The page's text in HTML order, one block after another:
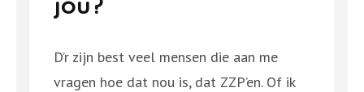
D’r zijn best veel mensen die aan me
vragen hoe dat nou is, dat ZZP’en. Of ik